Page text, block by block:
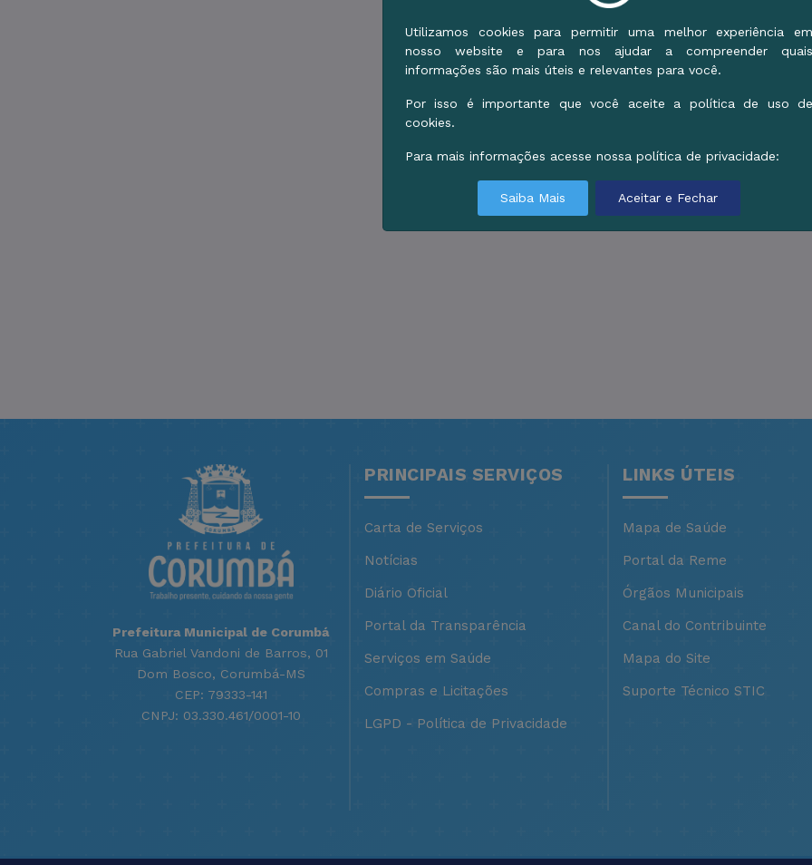
Voltar ao Início
Prefeitura Municipal de Corumbá
Rua Gabriel Vandoni de Barros, 01
Dom Bosco, Corumbá-MS
CEP: 79333-141
CNPJ: 03.330.461/0001-10
PRINCIPAIS SERVIÇOS
Carta de Serviços
Notícias
Diário Oficial
Portal da Transparência
Serviços em Saúde
Compras e Licitações
LGPD - Política de Privacidade
LINKS ÚTEIS
Mapa de Saúde
Portal da Reme
Órgãos Municipais
Canal do Contribuinte
Mapa do Site
Suporte Técnico STIC
Utilizamos cookies para permitir uma melhor experiência em
nosso website e para nos ajudar a compreender quais
informações são mais úteis e relevantes para você.
Por isso é importante que você aceite a política de uso de
cookies.
Para mais informações acesse nossa política de privacidade:
Saiba Mais Aceitar e Fechar